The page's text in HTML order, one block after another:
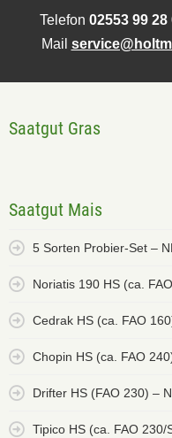
Telefon 02553 99 28
Mail
Saatgut Gras
Saatgut Mais
5 Sorten Probier-Set –
Noriatis 190 HS (ca.
Cedrak HS (ca. FAO
Chopin HS (ca. FAO
Drifter HS (FAO 230) –
Tipico HS (ca. FAO 230/